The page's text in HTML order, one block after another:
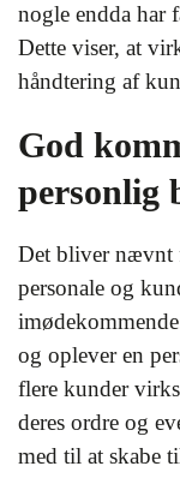
nogle endda har
Dette viser, at
håndtering af
God
personlig
Det bliver nævnt
personale og
og oplever en
flere kunder
deres ordre og
med til at skabe